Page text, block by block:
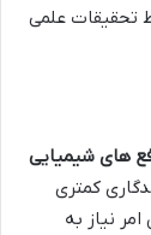
تحقیقات علمی
های شیمیایی
کمتری
نیاز به